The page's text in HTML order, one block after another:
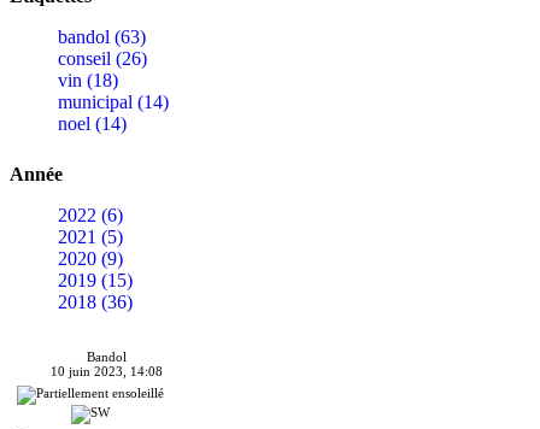
bandol (63)
conseil (26)
vin (18)
municipal (14)
noel (14)
Année
2022 (6)
2021 (5)
2020 (9)
2019 (15)
2018 (36)
Bandol
10 juin 2023, 14:08